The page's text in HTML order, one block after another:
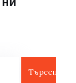
Търсене